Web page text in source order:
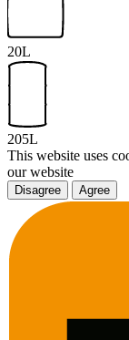
20L
205L
This website uses
our website
Disagree Agree